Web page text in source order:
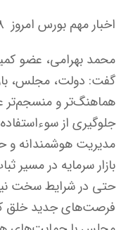
اخبار مهم بورس امروز ۲۸ آبان ۱۴۰۴
محمد بهرامی، عضو
گفت: دولت، مجلس،
هماهنگ‌تر و منسجم‌تر
جلوگیری از
مدیریت هوشمندانه
بازار سرمایه در مسیر
حتی در شرایط سخت
فرصت‌های جدید خلق